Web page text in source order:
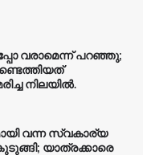
വരാമെന്ന് പറഞ്ഞു;
നിലയിൽ.
വന്ന സ്വകാര്യ
യാത്രക്കാരെ